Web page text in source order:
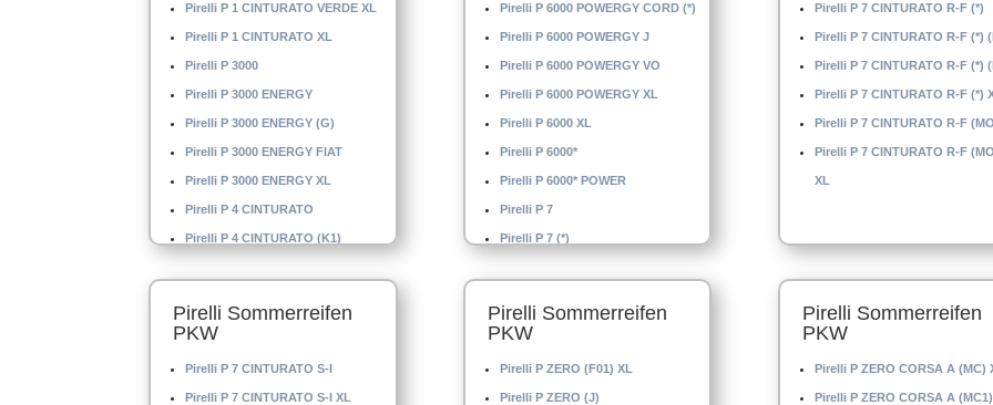
Pirelli P 1 CINTURATO VERDE XL
Pirelli P 1 CINTURATO XL
Pirelli P 3000
Pirelli P 3000 ENERGY
Pirelli P 3000 ENERGY (G)
Pirelli P 3000 ENERGY FIAT
Pirelli P 3000 ENERGY XL
Pirelli P 4 CINTURATO
Pirelli P 4 CINTURATO (K1)
Pirelli P 4000 E
Pirelli Sommerreifen
PKW
Pirelli P 7 CINTURATO S-I
Pirelli P 7 CINTURATO S-I XL
Pirelli P 6000 POWERGY CORD (*)
Pirelli P 6000 POWERGY J
Pirelli P 6000 POWERGY VO
Pirelli P 6000 POWERGY XL
Pirelli P 6000 XL
Pirelli P 6000*
Pirelli P 6000* POWER
Pirelli P 7
Pirelli P 7 (*)
Pirelli Sommerreifen
PKW
Pirelli P ZERO (F01) XL
Pirelli P ZERO (J)
Pirelli P 7 CINTURATO R-F (*)
Pirelli P 7 CINTURATO R-F (*)
Pirelli P 7 CINTURATO R-F (*)
Pirelli P 7 CINTURATO R-F (*)
Pirelli P 7 CINTURATO R-F
Pirelli P 7 CINTURATO R-F
XL
Pirelli Sommerreifen
PKW
Pirelli P ZERO CORSA A (MC)
Pirelli P ZERO CORSA A (MC1)